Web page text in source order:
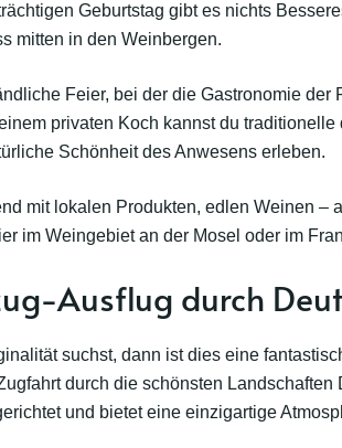
Geburtstag gibt es nichts
mitten in den Weinbergen.
Feier, bei der die Gastronomie der
privaten Koch kannst du
Schönheit des Anwesens erleben.
mit lokalen Produkten, edlen Weinen –
im Weingebiet an der Mosel oder im
Ausflug durch
suchst, dann ist dies eine
durch die schönsten
und bietet eine einzigartige